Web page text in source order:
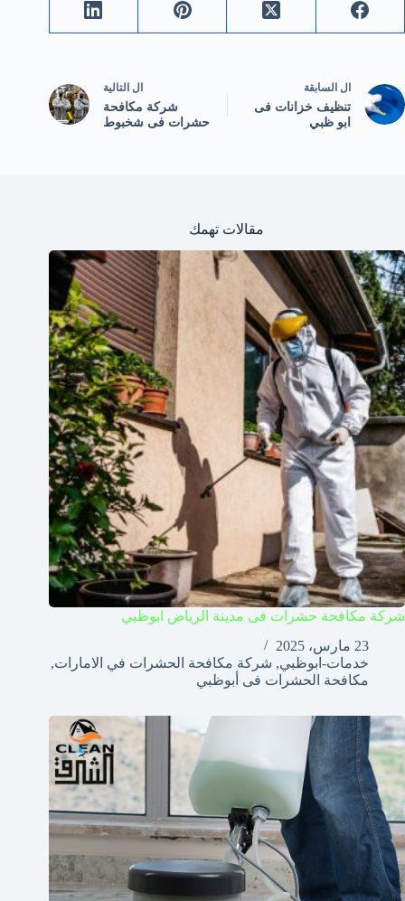
ال السابقة
تنظيف خزانات فى
ابو ظبي
ال التالية
شركة مكافحة
حشرات فى شخبوط
مقالات تهمك
شركة مكافحة حشرات فى مدينة الرياض ابوظبي
23 مارس، 2025
خدمات-ابوظبي, شركة مكافحة الحشرات في الامارات,
مكافحة الحشرات فى أبوظبي